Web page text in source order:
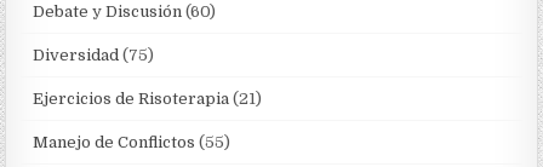
Debate y Discusión (60)
Diversidad (75)
Ejercicios de Risoterapia (21)
Manejo de Conflictos (55)